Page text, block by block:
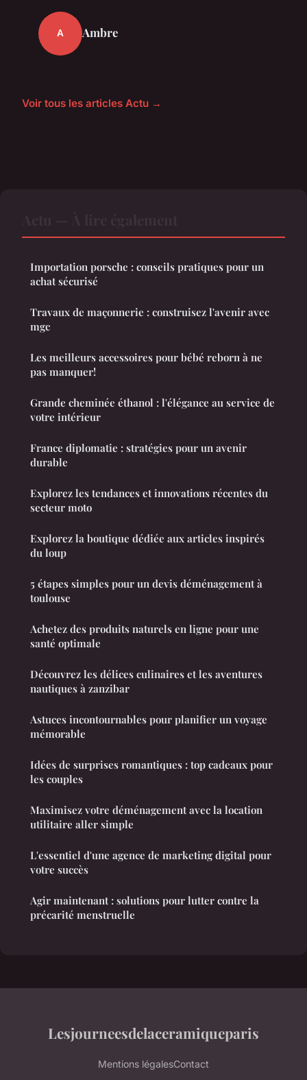
A Ambre
Voir tous les articles Actu →
Importation porsche : conseils pratiques pour un
achat sécurisé
Travaux de maçonnerie : construisez l'avenir avec
mgc
Les meilleurs accessoires pour bébé reborn à ne
pas manquer!
Grande cheminée éthanol : l'élégance au service de
votre intérieur
France diplomatie : stratégies pour un avenir
durable
Explorez les tendances et innovations récentes du
secteur moto
Explorez la boutique dédiée aux articles inspirés
du loup
5 étapes simples pour un devis déménagement à
toulouse
Achetez des produits naturels en ligne pour une
santé optimale
Découvrez les délices culinaires et les aventures
nautiques à zanzibar
Astuces incontournables pour planifier un voyage
mémorable
Idées de surprises romantiques : top cadeaux pour
les couples
Maximisez votre déménagement avec la location
utilitaire aller simple
L'essentiel d'une agence de marketing digital pour
votre succès
Agir maintenant : solutions pour lutter contre la
précarité menstruelle
Lesjourneesdelaceramiqueparis
Mentions légalesContact